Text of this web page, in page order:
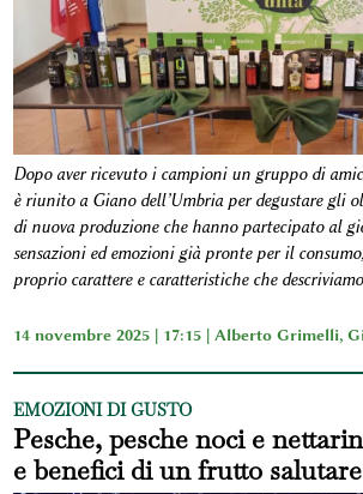
Dopo aver ricevuto i campioni un gruppo di
è riunito a Giano dell’Umbria per degustare gli
di nuova produzione che hanno partecipato al
sensazioni ed emozioni già pronte per il
proprio carattere e caratteristiche che
14 novembre 2025 | 17:15 | Alberto Grimelli,
EMOZIONI DI GUSTO
Pesche, pesche noci e
e benefici di un frutto salutare